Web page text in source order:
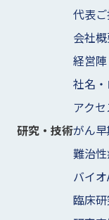
代表
会社
経営陣
社名
アク
研究・技術がん
難治
バイオ
臨床